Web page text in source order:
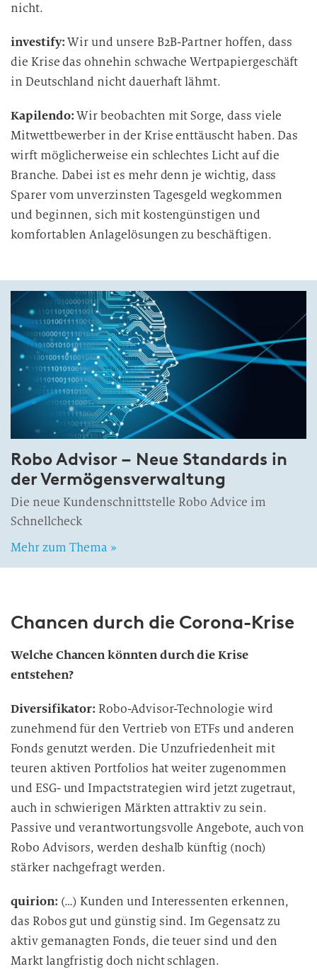
nicht.
investify:Wir und unsere B2B-Partner hoffen, dass
die Krise das ohnehin schwache Wertpapiergeschäft
in Deutschland nicht dauerhaft lähmt.
Kapilendo:Wir beobachten mit Sorge, dass viele
Mitwettbewerber in der Krise enttäuscht haben. Das
wirft möglicherweise ein schlechtes Licht auf die
Branche. Dabei ist es mehr denn je wichtig, dass
Sparer vom unverzinsten Tagesgeld wegkommen
und beginnen, sich mit kostengünstigen und
komfortablen Anlagelösungen zu beschäftigen.
Robo Advisor – Neue Standards in
der Ver­mö­gens­ver­wal­tung
Die neue Kundenschnittstelle Robo Advice im
Schnellcheck
Mehr zum Thema »
Chancen durch die Corona-Krise
Welche Chancen könnten durch die Krise
entstehen?
Diversifikator: Robo-Advisor-Technologie wird
zunehmend für den Vertrieb von ETFs und anderen
Fonds genutzt werden. Die Unzufriedenheit mit
teuren aktiven Portfolios hat weiter zugenommen
und ESG- und Impactstrategien wird jetzt zugetraut,
auch in schwierigen Märkten attraktiv zu sein.
Passive und verantwortungsvolle Angebote, auch von
Robo Advisors, werden deshalb künftig (noch)
stärker nachgefragt werden.
quirion: (…) Kunden und Interessenten erkennen,
das Robos gut und günstig sind. Im Gegensatz zu
aktiv gemanagten Fonds, die teuer sind und den
Markt langfristig doch nicht schlagen.